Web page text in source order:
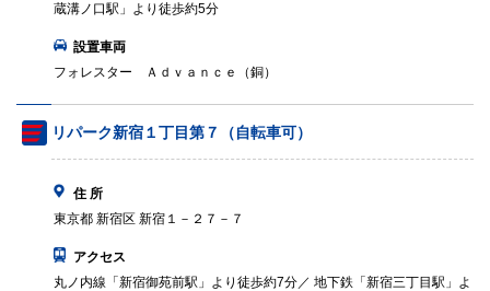
蔵溝ノ口駅」より徒歩約5分
設置車両
フォレスター Ａｄｖａｎｃｅ（銅）
リパーク新宿１丁目第７（自転車可）
住 所
東京都 新宿区 新宿１－２７－７
アクセス
丸ノ内線「新宿御苑前駅」より徒歩約7分／ 地下鉄「新宿三丁目駅」よ